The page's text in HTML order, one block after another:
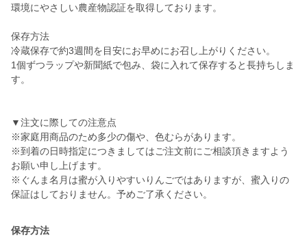
環境にやさしい農産物認証を取得しております。
保存方法
冷蔵保存で約3週間を目安にお早めにお召し上がりください。
1個ずつラップや新聞紙で包み、袋に入れて保存すると長持ちしま
す。
▼注文に際しての注意点
※家庭用商品のため多少の傷や、色むらがあります。
※到着の日時指定につきましてはご注文前にご相談頂きますよう
お願い申し上げます。
※ぐんま名月は蜜が入りやすいりんごではありますが、蜜入りの
保証はしておりません。予めご了承ください。
保存方法